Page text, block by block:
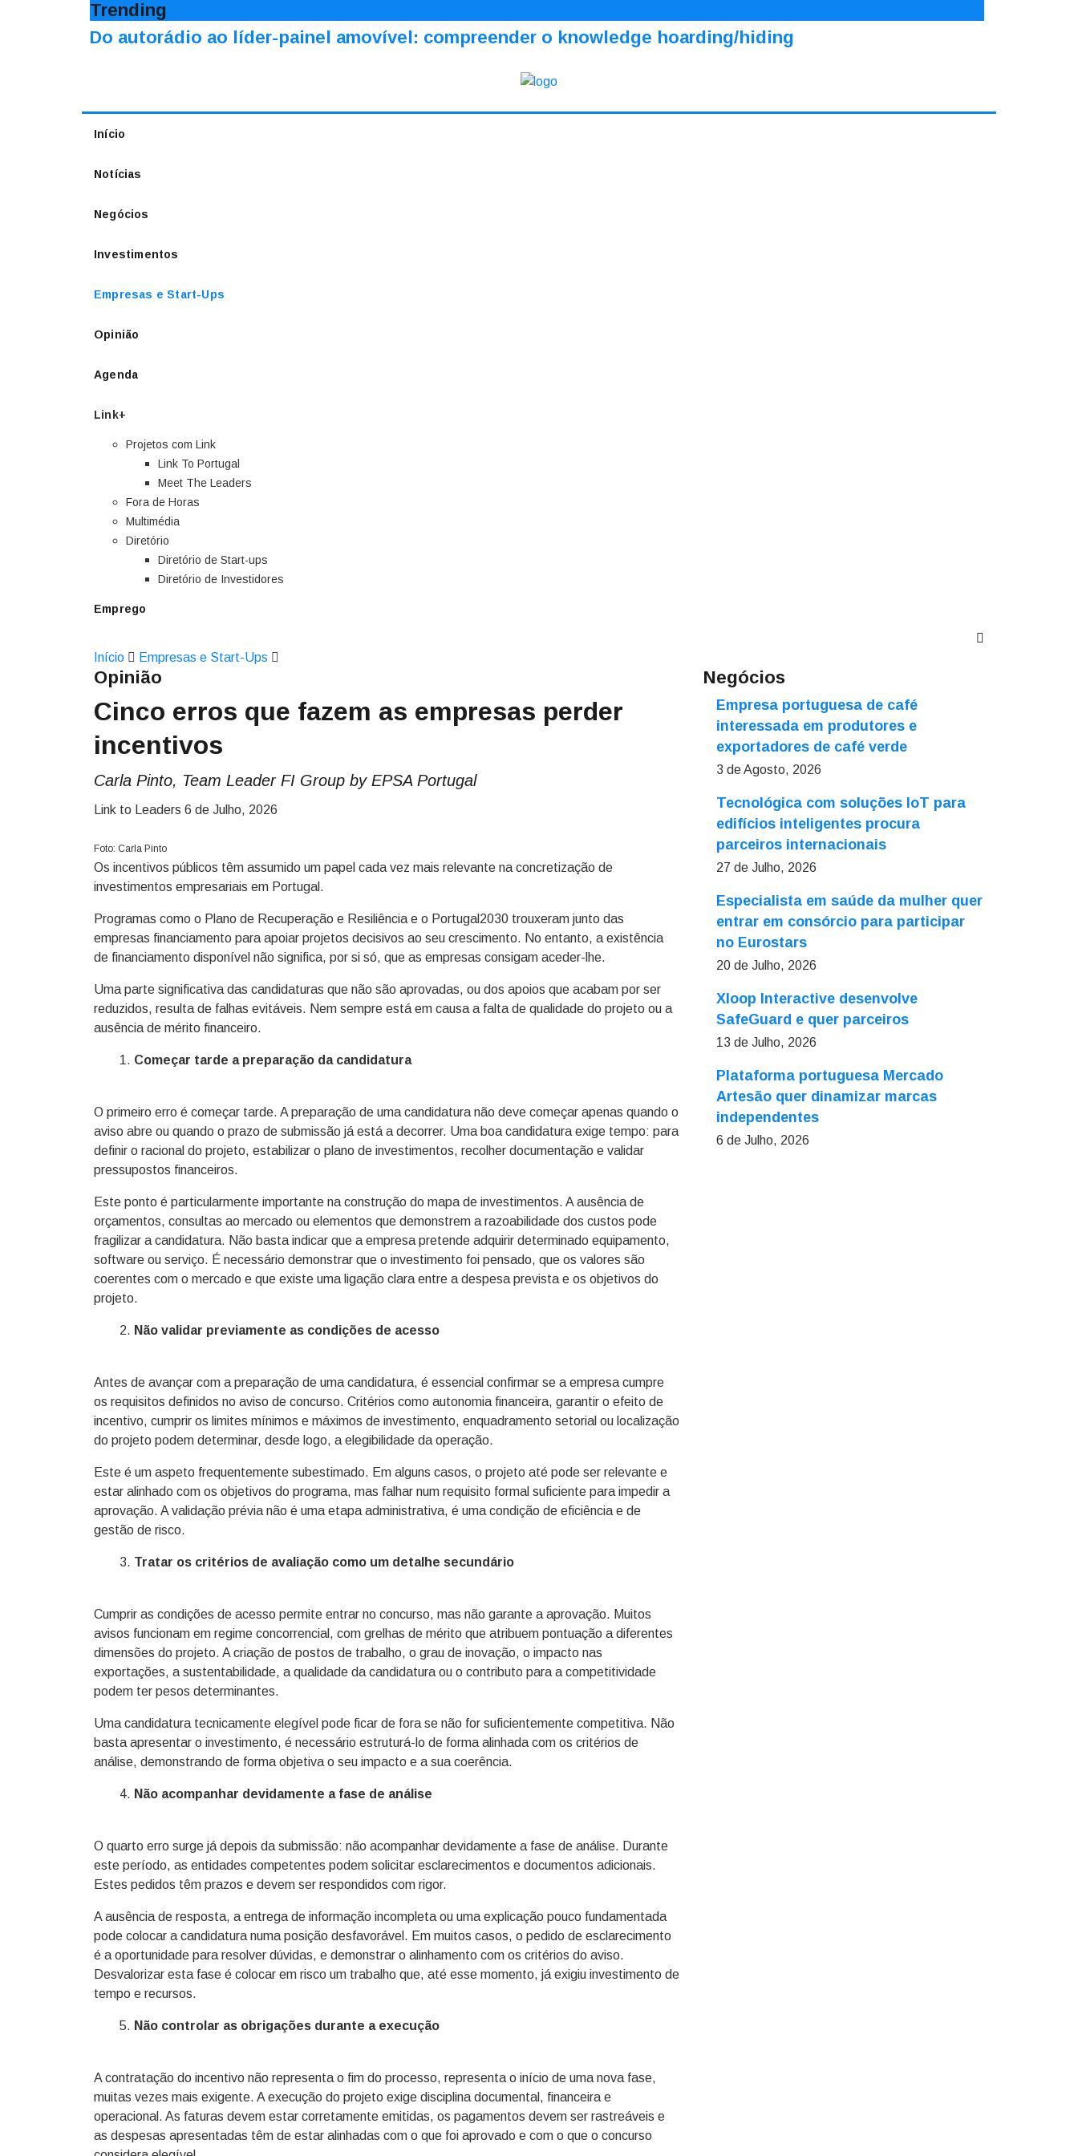
Trending
Do autorádio ao líder-painel amovível: compreender o knowledge hoarding/hiding
Início
Notícias
Negócios
Investimentos
Empresas e Start-Ups
Opinião
Agenda
Link+
Projetos com Link
Link To Portugal
Meet The Leaders
Fora de Horas
Multimédia
Diretório
Diretório de Start-ups
Diretório de Investidores
Emprego
Início Empresas e Start-Ups
Opinião
Cinco erros que fazem as empresas perder
incentivos
Carla Pinto, Team Leader FI Group by EPSA Portugal
Link to Leaders 6 de Julho, 2026
Foto: Carla Pinto
Os incentivos públicos têm assumido um papel cada vez mais relevante na concretização de
investimentos empresariais em Portugal.
Programas como o Plano de Recuperação e Resiliência e o Portugal2030 trouxeram junto das
empresas financiamento para apoiar projetos decisivos ao seu crescimento. No entanto, a existência
de financiamento disponível não significa, por si só, que as empresas consigam aceder-lhe.
Uma parte significativa das candidaturas que não são aprovadas, ou dos apoios que acabam por ser
reduzidos, resulta de falhas evitáveis. Nem sempre está em causa a falta de qualidade do projeto ou a
ausência de mérito financeiro.
Começar tarde a preparação da candidatura
O primeiro erro é começar tarde. A preparação de uma candidatura não deve começar apenas quando o
aviso abre ou quando o prazo de submissão já está a decorrer. Uma boa candidatura exige tempo: para
definir o racional do projeto, estabilizar o plano de investimentos, recolher documentação e validar
pressupostos financeiros.
Este ponto é particularmente importante na construção do mapa de investimentos. A ausência de
orçamentos, consultas ao mercado ou elementos que demonstrem a razoabilidade dos custos pode
fragilizar a candidatura. Não basta indicar que a empresa pretende adquirir determinado equipamento,
software ou serviço. É necessário demonstrar que o investimento foi pensado, que os valores são
coerentes com o mercado e que existe uma ligação clara entre a despesa prevista e os objetivos do
projeto.
Não validar previamente as condições de acesso
Antes de avançar com a preparação de uma candidatura, é essencial confirmar se a empresa cumpre
os requisitos definidos no aviso de concurso. Critérios como autonomia financeira, garantir o efeito de
incentivo, cumprir os limites mínimos e máximos de investimento, enquadramento setorial ou localização
do projeto podem determinar, desde logo, a elegibilidade da operação.
Este é um aspeto frequentemente subestimado. Em alguns casos, o projeto até pode ser relevante e
estar alinhado com os objetivos do programa, mas falhar num requisito formal suficiente para impedir a
aprovação. A validação prévia não é uma etapa administrativa, é uma condição de eficiência e de
gestão de risco.
Tratar os critérios de avaliação como um detalhe secundário
Cumprir as condições de acesso permite entrar no concurso, mas não garante a aprovação. Muitos
avisos funcionam em regime concorrencial, com grelhas de mérito que atribuem pontuação a diferentes
dimensões do projeto. A criação de postos de trabalho, o grau de inovação, o impacto nas
exportações, a sustentabilidade, a qualidade da candidatura ou o contributo para a competitividade
podem ter pesos determinantes.
Uma candidatura tecnicamente elegível pode ficar de fora se não for suficientemente competitiva. Não
basta apresentar o investimento, é necessário estruturá-lo de forma alinhada com os critérios de
análise, demonstrando de forma objetiva o seu impacto e a sua coerência.
Não acompanhar devidamente a fase de análise
O quarto erro surge já depois da submissão: não acompanhar devidamente a fase de análise. Durante
este período, as entidades competentes podem solicitar esclarecimentos e documentos adicionais.
Estes pedidos têm prazos e devem ser respondidos com rigor.
A ausência de resposta, a entrega de informação incompleta ou uma explicação pouco fundamentada
pode colocar a candidatura numa posição desfavorável. Em muitos casos, o pedido de esclarecimento
é a oportunidade para resolver dúvidas, e demonstrar o alinhamento com os critérios do aviso.
Desvalorizar esta fase é colocar em risco um trabalho que, até esse momento, já exigiu investimento de
tempo e recursos.
Não controlar as obrigações durante a execução
A contratação do incentivo não representa o fim do processo, representa o início de uma nova fase,
muitas vezes mais exigente. A execução do projeto exige disciplina documental, financeira e
operacional. As faturas devem estar corretamente emitidas, os pagamentos devem ser rastreáveis e
as despesas apresentadas têm de estar alinhadas com o que foi aprovado e com o que o concurso
Negócios
Empresa portuguesa de café
interessada em produtores e
exportadores de café verde
3 de Agosto, 2026
Tecnológica com soluções IoT para
edifícios inteligentes procura
parceiros internacionais
27 de Julho, 2026
Especialista em saúde da mulher quer
entrar em consórcio para participar
no Eurostars
20 de Julho, 2026
Xloop Interactive desenvolve
SafeGuard e quer parceiros
13 de Julho, 2026
Plataforma portuguesa Mercado
Artesão quer dinamizar marcas
independentes
6 de Julho, 2026